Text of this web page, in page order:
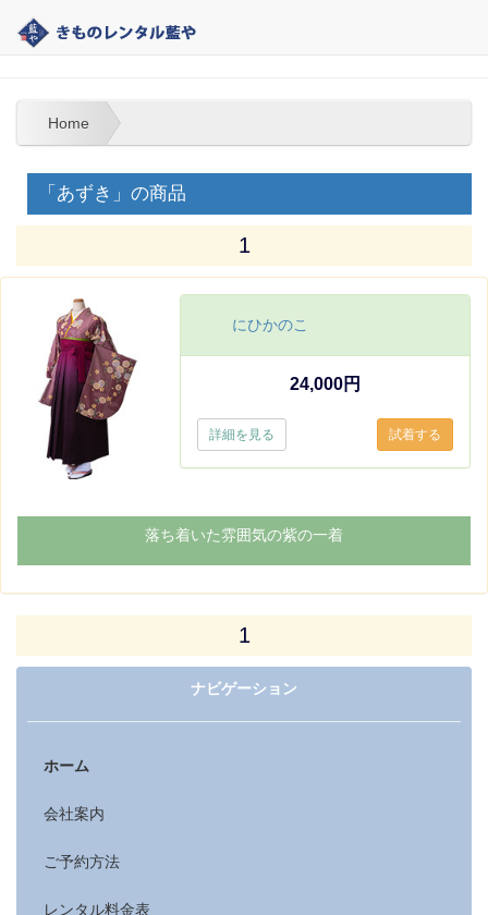
大分 | きものレンタル藍や | 教師・教員・先生の袴レンタル
Home
「あずき」の商品
1
にひかのこ
24,000円
詳細を見る
落ち着いた雰囲気の紫の一着
1
ナビゲーション
ホーム
会社案内
ご予約方法
レンタル料金表